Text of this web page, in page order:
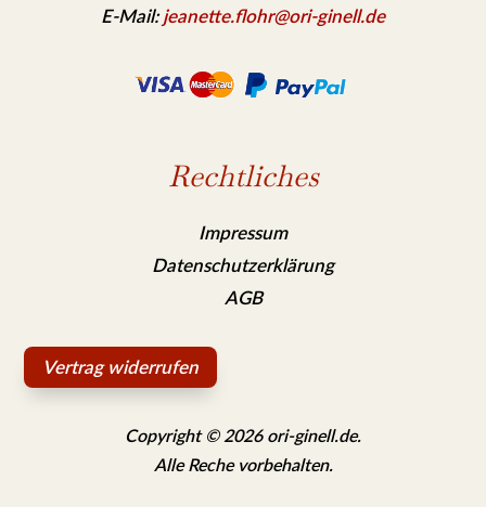
E-Mail: jeanette.flohr@ori-ginell.de
Rechtliches
Impressum
Datenschutzerklärung
AGB
Vertrag widerrufen
Copyright © 2026 ori-ginell.de.
Alle Reche vorbehalten.